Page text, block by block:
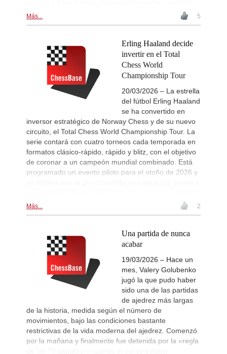
Más... 5
Erling Haaland decide
invertir en el Total
Chess World
Championship Tour
20/03/2026 – La estrella
del fútbol Erling Haaland
se ha convertido en
inversor estratégico de Norway Chess y de su nuevo
circuito, el Total Chess World Championship Tour. La
serie contará con cuatro torneos cada temporada en
formatos clásico-rápido, rápido y blitz, con el objetivo
de coronar a un campeón mundial combinado. Está
programado un evento piloto para el otoño de 2026 y
Más... 2
Una partida de nunca
acabar
19/03/2026 – Hace un
mes, Valery Golubenko
jugó la que pudo haber
sido una de las partidas
de ajedrez más largas
de la historia, medida según el número de
movimientos, bajo las condiciones bastante
restrictivas de la vida moderna del ajedrez. Comenzó
por la mañana y finalmente fue detenida por la «regla